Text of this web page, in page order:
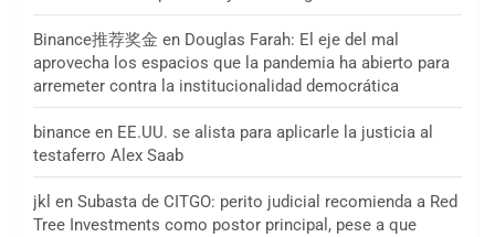
Binance推荐奖金 en Douglas Farah: El eje del mal
aprovecha los espacios que la pandemia ha abierto para
arremeter contra la institucionalidad democrática
binance en EE.UU. se alista para aplicarle la justicia al
testaferro Alex Saab
jkl en Subasta de CITGO: perito judicial recomienda a Red
Tree Investments como postor principal, pese a que